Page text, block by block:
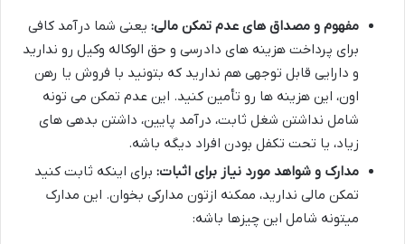
مفهوم و مصداق های عدم تمکن مالی: یعنی شما درآمد کافی
برای پرداخت هزینه های دادرسی و حق الوکاله وکیل رو ندارید
و دارایی قابل توجهی هم ندارید که بتونید با فروش یا رهن
اون، این هزینه ها رو تأمین کنید. این عدم تمکن می تونه
شامل نداشتن شغل ثابت، درآمد پایین، داشتن بدهی های
زیاد، یا تحت تکفل بودن افراد دیگه باشه.
مدارک و شواهد مورد نیاز برای اثبات: برای اینکه ثابت کنید
تمکن مالی ندارید، ممکنه ازتون مدارکی بخوان. این مدارک
میتونه شامل این چیزها باشه: